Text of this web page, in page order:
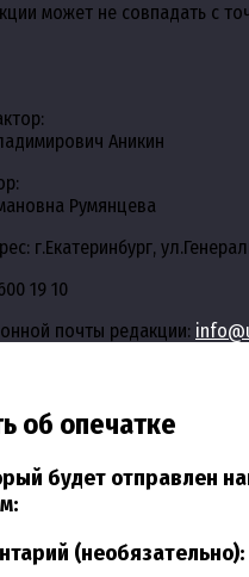
может не совпадать с
Аникин
Румянцева
г.Екатеринбург,
19 10
почты редакции:
об опечатке
будет отправлен
(необязательно):